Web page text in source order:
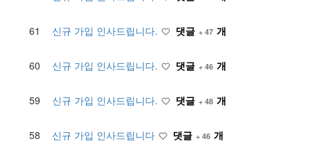
61 신규 가입 인사드립니다. 댓글 + 47 개
60 신규 가입 인사드립니다. 댓글 + 46 개
59 신규 가입 인사드립니다. 댓글 + 48 개
58 신규 가입 인사드립니다 댓글 + 46 개